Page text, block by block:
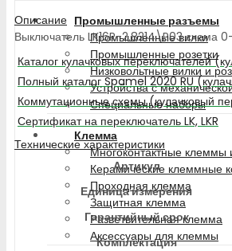
Промышленные разъемы
Промышленные вилки
Промышленные розетки
Низковольтные вилки и
Устройства с
Специальные наборы
Клемма
Многоконтактные клеммы
Керамические клеммные
Проходная клемма
Защитная клемма
Разветвительная клемма
Аксессуары для клеммы
Описание
Выключатель LK16R-2.8214\P03 схема
Каталог кулачковых переключателей
Полный каталог Spamel 2020 RU
Коммутационные схемы (кулачковый
Сертификат на переключатель LK, LKR
Технические характеристики
Артикул
Единица измерения
Гарантийный срок
Комплектация